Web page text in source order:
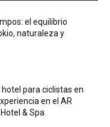
el equilibrio
naturaleza y
hotel para ciclistas en
en el AR
& Spa